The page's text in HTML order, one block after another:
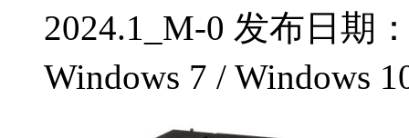
2024.1_M-0 发布日期
Windows 7 / Windows